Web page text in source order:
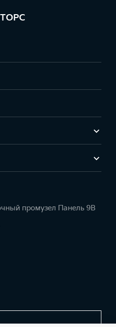
промузел Панель 9В
звонок